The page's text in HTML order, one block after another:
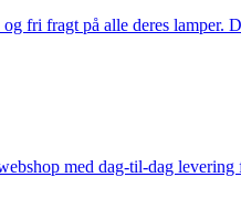
fri fragt på alle deres lamper.
med dag-til-dag